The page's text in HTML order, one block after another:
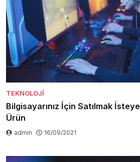
TEKNOLOJI
Bilgisayarınız İçin Satılmak
Ürün
admin 16/09/2021